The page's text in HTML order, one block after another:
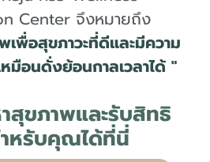
Center จึงหมายถึง
พื่อสุขภาวะที่ดีและมีความ
มือนดั่งย้อนกาลเวลาได้ "
สุขภาพและรับสิทธิ
หรับคุณได้ที่นี่